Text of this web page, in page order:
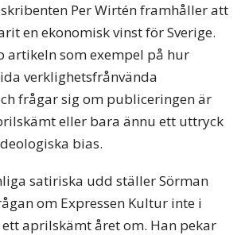
Per Wirtén framhåller att
en ekonomisk vinst för Sverige.
artikeln som exempel på hur
verklighetsfrånvända
frågar sig om publiceringen är
eller bara ännu ett uttryck
bias.
satiriska udd ställer Sörman
om Expressen Kultur inte i
aprilskämt året om. Han pekar